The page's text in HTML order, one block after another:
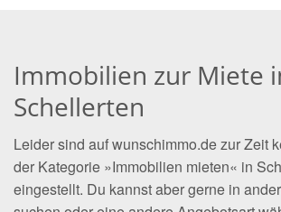
Immobilien zur Miete
Schellerten
Leider sind auf wunschimmo.de zur Zeit
der Kategorie »Immobilien mieten« in
eingestellt. Du kannst aber gerne in